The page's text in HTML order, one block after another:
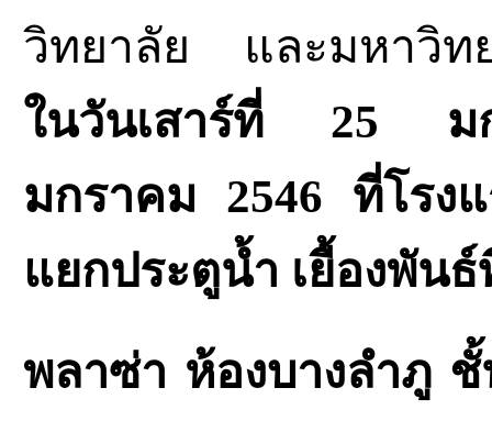
วิทยาลัย และมหาวิทย
ในวันเสาร์ที่ 25 ม
มกราคม 2546 ที่โรง
แยกประตูน้ำ เยื้องพัน
พลาซ่า ห้องบางลำภู ชั้